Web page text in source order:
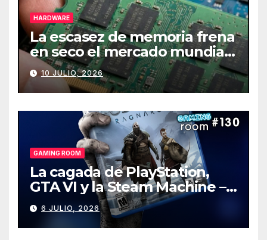
HARDWARE
La escasez de memoria frena
en seco el mercado mundial
de PCs
10 JULIO, 2026
GAMING ROOM
La cagada de PlayStation,
GTA VI y la Steam Machine –
Gaming Room #130
6 JULIO, 2026